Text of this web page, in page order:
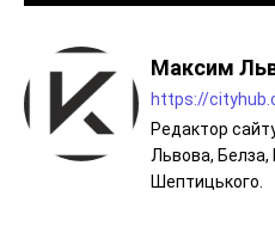
Максим
https://
Редактор
Львова, Белза,
Шептицького.